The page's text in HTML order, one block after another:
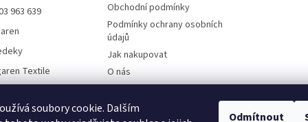
soubory cookie. Dalším
Odmítnout
963 639
Textile
Obchodní podmínky
Podmínky ochrany osobních
údajů
Jak nakupovat
O nás
On-line platby